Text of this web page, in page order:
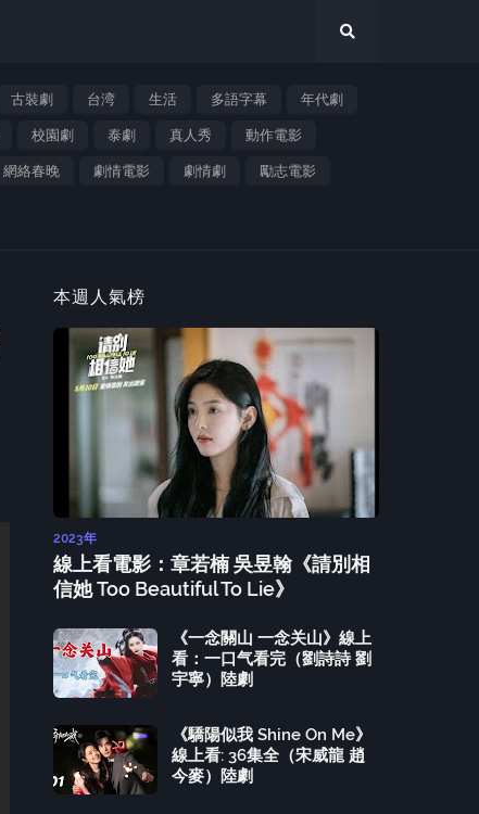
古裝劇 台湾 生活 多語字幕 年代劇
校園劇 泰劇 真人秀 動作電影
網絡春晚 劇情電影 劇情劇 勵志電影
本週人氣榜
2023年
線上看電影：章若楠 吳昱翰《請別相
信她 Too Beautiful To Lie》
《一念關山 一念关山》線上
看：一口气看完（劉詩詩 劉
宇寧）陸劇
《驕陽似我 Shine On Me》
線上看: 36集全（宋威龍 趙
今麥）陸劇